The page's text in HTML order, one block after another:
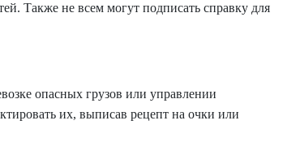
Также не всем могут подписать справку для
опасных грузов или управлении
их, выписав рецепт на очки или